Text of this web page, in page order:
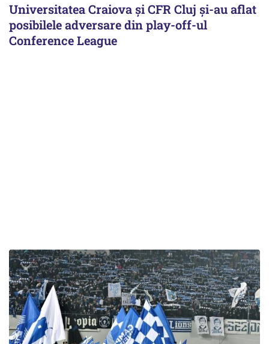
Universitatea Craiova și CFR Cluj și-au aflat
posibilele adversare din play-off-ul
Conference League